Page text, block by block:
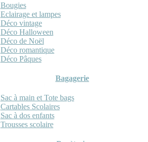
Bougies
Eclairage et lampes
Déco vintage
Déco Halloween
Déco de Noël
Déco romantique
Déco Pâques
Bagagerie
Sac à main et Tote bags
Cartables Scolaires
Sac à dos enfants
Trousses scolaire